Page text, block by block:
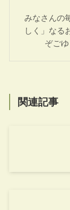
みなさんの
しく」なる
ぞご
関連記事